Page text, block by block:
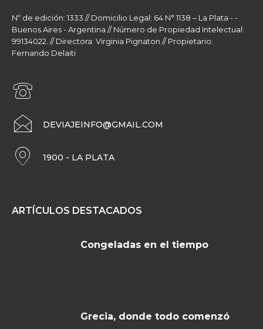
Nº de edición: 1333 // Domicilio Legal: 64 N° 1138 – La Plata - -
Buenos Aires - Argentina // Número de Propiedad Intelectual:
99134022. // Directora: Virginia Pignaton // Propietario:
Fernando Delaiti
DEVIAJEINFO@GMAIL.COM
1900 - LA PLATA
ARTÍCULOS DESTACADOS
Congeladas en el tiempo
Grecia, donde todo comenzó